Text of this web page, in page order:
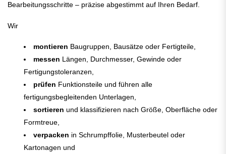
Bearbeitungsschritte – präzise abgestimmt auf Ihren Bedarf.
Wir
montieren Baugruppen, Bausätze oder Fertigteile,
messen Längen, Durchmesser, Gewinde oder
Fertigungstoleranzen,
prüfen Funktionsteile und führen alle
fertigungsbegleitenden Unterlagen,
sortieren und klassifizieren nach Größe, Oberfläche oder
Formtreue,
verpacken in Schrumpffolie, Musterbeutel oder
Kartonagen und